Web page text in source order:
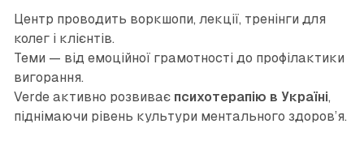
Центр проводить воркшопи, лекції, тренінги для
колег і клієнтів.
Теми — від емоційної грамотності до профілактики
вигорання.
Verde активно розвиває психотерапію в Україні,
піднімаючи рівень культури ментального здоров’я.